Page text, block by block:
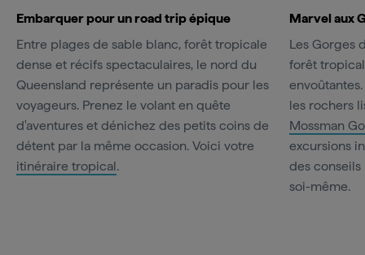
Embarquer pour un road trip épique
Entre plages de sable blanc, forêt tropicale
dense et récifs spectaculaires, le nord du
Queensland représente un paradis pour les
voyageurs. Prenez le volant en quête
d'aventures et dénichez des petits coins de
détent par la même occasion. Voici votre
itinéraire tropical.
Marvel aux
Les Gorges
forêt
les rochers
Mossman
excursions
des
soi-même.